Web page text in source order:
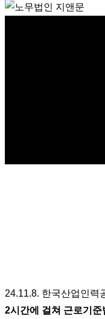
24.11.8. 한국산업인력
2시간에 걸쳐 근로기준